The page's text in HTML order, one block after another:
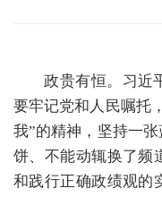
政贵有恒。习近
要牢记党和人民嘱托
我”的精神，坚持一
饼、不能动辄换了频
和践行正确政绩观的